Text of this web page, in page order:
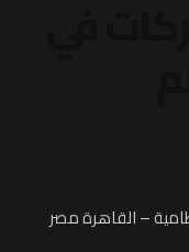
– القاهرة مصر